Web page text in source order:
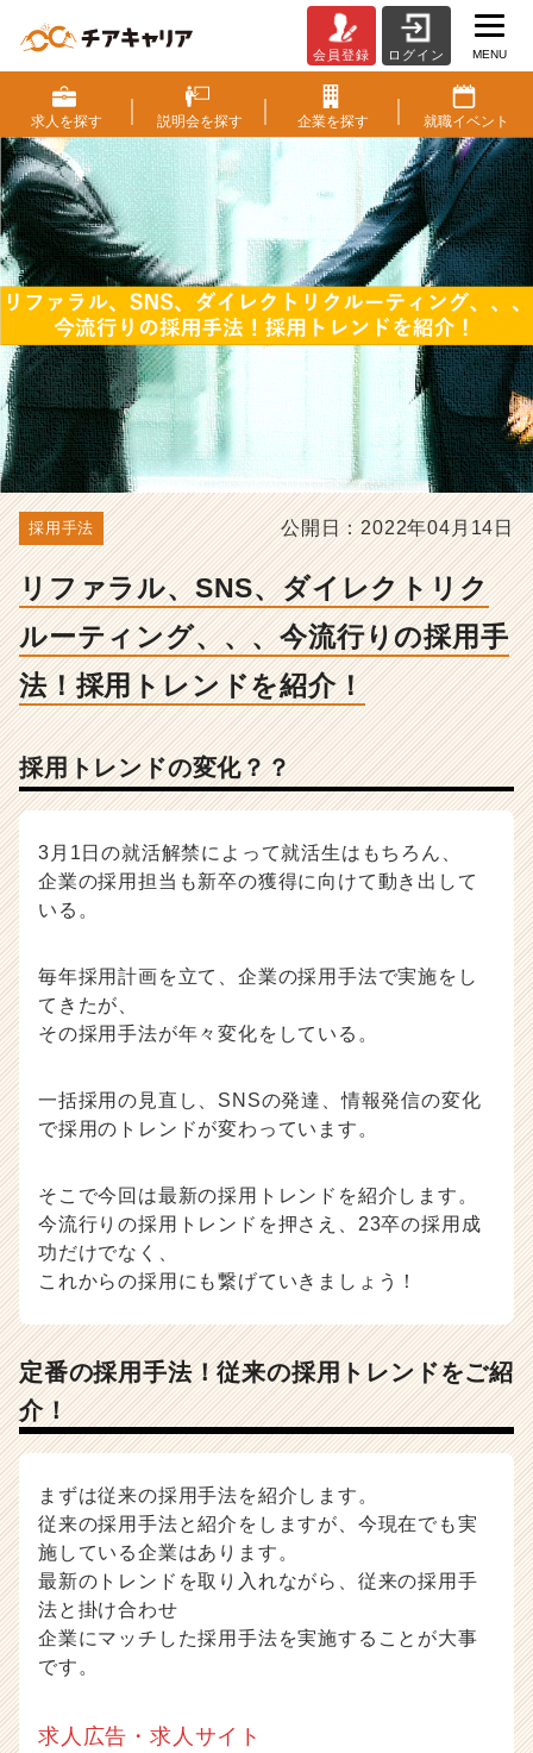
フ
ァ
ラ
ル、
S、
ダ
イ
レ
ク
ト
リ
ク
ル
ー
テ
今
流
行
の
手
法！
採
ト
レ
紹
-
事・
採
用
当
者
採
ウ
記
|
ベ
ン
チ
ャ
成
か
会員登録 ログイン MENU
求人を探す 説明会を探す 企業を探す 就職イベント
採用手法 公開日：2022年04月14日
リファラル、SNS、ダイレクトリク
ルーティング、、、今流行りの採用手
法！採用トレンドを紹介！
採用トレンドの変化？？
3月1日の就活解禁によって就活生はもちろん、
企業の採用担当も新卒の獲得に向けて動き出して
いる。
毎年採用計画を立て、企業の採用手法で実施をし
てきたが、
その採用手法が年々変化をしている。
一括採用の見直し、SNSの発達、情報発信の変化
で採用のトレンドが変わっています。
そこで今回は最新の採用トレンドを紹介します。
今流行りの採用トレンドを押さえ、23卒の採用成
功だけでなく、
これからの採用にも繋げていきましょう！
定番の採用手法！従来の採用トレンドをご紹
介！
まずは従来の採用手法を紹介します。
従来の採用手法と紹介をしますが、今現在でも実
施している企業はあります。
最新のトレンドを取り入れながら、従来の採用手
法と掛け合わせ
企業にマッチした採用手法を実施することが大事
です。
求人広告・求人サイト